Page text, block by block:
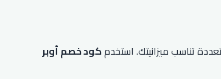
تناسب ميزانيتك. استخدمكود خصم أوبر